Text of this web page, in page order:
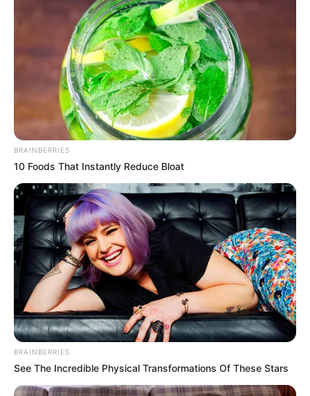
közben nem egy új politikai programmal állt elő,
hanem egy régi, súlyos botrány árnyéka került elő
újra. És most éppen az lett a hír: amikor a hatóság
előtt kellett volna vallomást tennie, nem tette meg.
Kapcsolódó cikkünk
BRAINBERRIES
10 Foods That Instantly Reduce Bloat
BRAINBERRIES
See The Incredible Physical Transformations Of These Stars